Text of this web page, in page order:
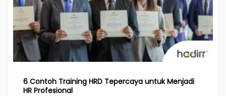
6 Contoh Training HRD Tepercaya untuk Menjadi
HR Profesional